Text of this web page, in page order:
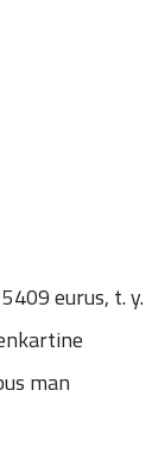
eurus, t. y.
man